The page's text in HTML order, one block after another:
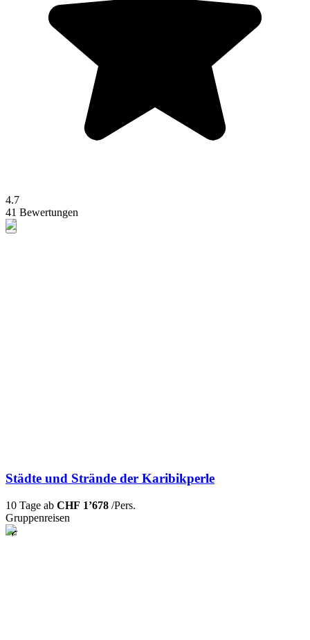
4.7
41 Bewertungen
Städte und Strände der Karibikperle
10 Tage ab CHF 1’678 /Pers.
Gruppenreisen